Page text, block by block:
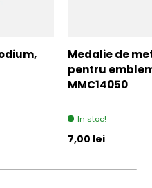
Medalie de
pentru
MMC14050
In stoc!
Pret initial
7,00 lei